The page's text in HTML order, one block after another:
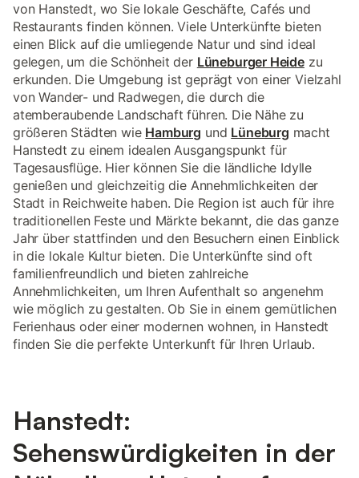
von Hanstedt, wo Sie lokale Geschäfte, Cafés und
Restaurants finden können. Viele Unterkünfte bieten
einen Blick auf die umliegende Natur und sind ideal
gelegen, um die Schönheit der Lüneburger Heidezu
erkunden. Die Umgebung ist geprägt von einer Vielzahl
von Wander- und Radwegen, die durch die
atemberaubende Landschaft führen. Die Nähe zu
größeren Städten wie Hamburg und Lüneburg macht
Hanstedt zu einem idealen Ausgangspunkt für
Tagesausflüge. Hier können Sie die ländliche Idylle
genießen und gleichzeitig die Annehmlichkeiten der
Stadt in Reichweite haben. Die Region ist auch für ihre
traditionellen Feste und Märkte bekannt, die das ganze
Jahr über stattfinden und den Besuchern einen Einblick
in die lokale Kultur bieten. Die Unterkünfte sind oft
familienfreundlich und bieten zahlreiche
Annehmlichkeiten, um Ihren Aufenthalt so angenehm
wie möglich zu gestalten. Ob Sie in einem gemütlichen
Ferienhaus oder einer modernen wohnen, in Hanstedt
finden Sie die perfekte Unterkunft für Ihren Urlaub.
Hanstedt:
Sehenswürdigkeiten in der